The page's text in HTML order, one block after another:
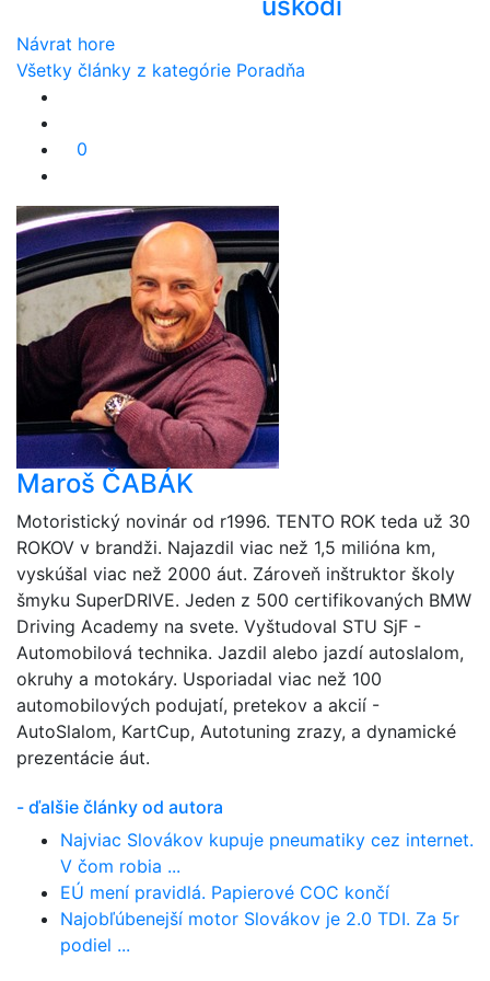
Návrat hore
Všetky články z kategórie Poradňa
0
Maroš ČABÁK
Motoristický novinár od r1996. TENTO ROK teda už 30
ROKOV v brandži. Najazdil viac než 1,5 milióna km,
vyskúšal viac než 2000 áut. Zároveň inštruktor školy
šmyku SuperDRIVE. Jeden z 500 certifikovaných BMW
Driving Academy na svete. Vyštudoval STU SjF -
Automobilová technika. Jazdil alebo jazdí autoslalom,
okruhy a motokáry. Usporiadal viac než 100
automobilových podujatí, pretekov a akcií -
AutoSlalom, KartCup, Autotuning zrazy, a dynamické
prezentácie áut.
- ďalšie články od autora
Najviac Slovákov kupuje pneumatiky cez internet.
V čom robia ...
EÚ mení pravidlá. Papierové COC končí
Najobľúbenejší motor Slovákov je 2.0 TDI. Za 5r
podiel ...